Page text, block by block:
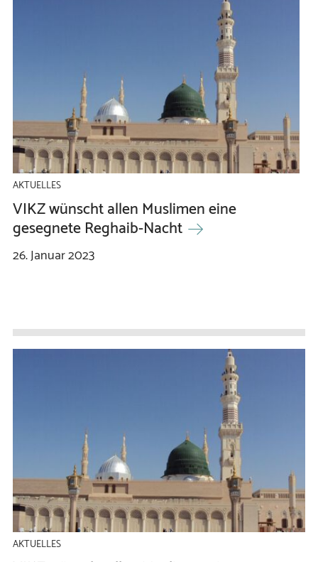
AKTUELLES
VIKZ wünscht allen Muslimen eine
gesegnete Reghaib-Nacht
26.Januar2023
AKTUELLES